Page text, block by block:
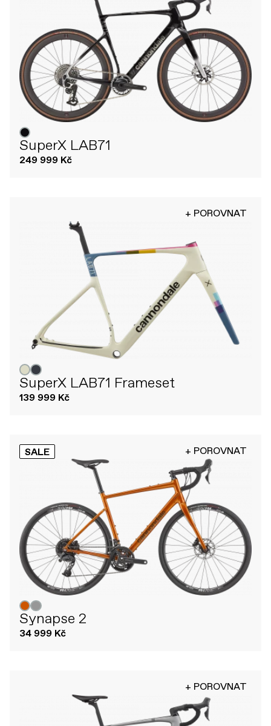
SuperX LAB71
249 999 Kč
+ POROVNAT
SuperX LAB71 Frameset
139 999 Kč
SALE + POROVNAT
Synapse 2
34 999 Kč
+ POROVNAT